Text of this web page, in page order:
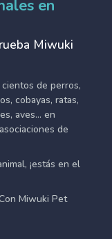
en
Miwuki
de perros,
cobayas, ratas,
aves... en
de
¡estás en el
Miwuki Pet